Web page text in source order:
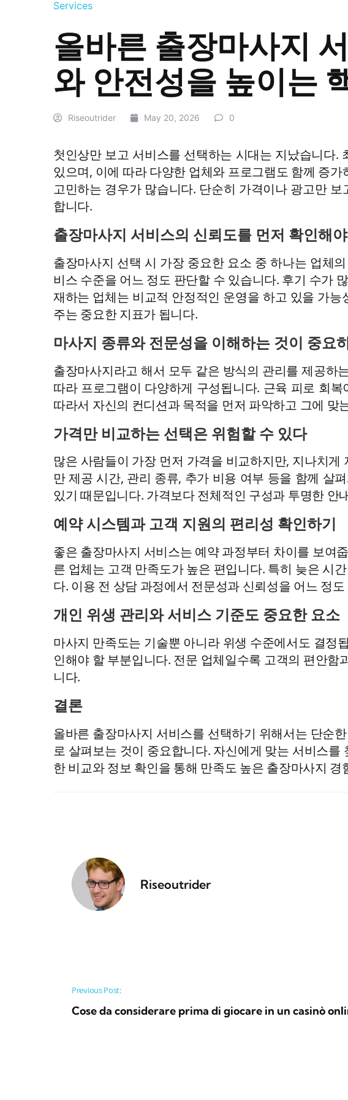
Services
올바른 출장마사지
와 안전성을 높이는
Riseoutrider May 20, 2026 0
첫인상만 보고 서비스를 선택하는 시대는 지났습니다.
있으며, 이에 따라 다양한 업체와 프로그램도 함께 증
고민하는 경우가 많습니다. 단순히 가격이나 광고만
합니다.
출장마사지 서비스의 신뢰도를 먼저 확인해
출장마사지 선택 시 가장 중요한 요소 중 하나는 업체
비스 수준을 어느 정도 판단할 수 있습니다. 후기 수가
재하는 업체는 비교적 안정적인 운영을 하고 있을 가
주는 중요한 지표가 됩니다.
마사지 종류와 전문성을 이해하는 것이 중요
출장마사지라고 해서 모두 같은 방식의 관리를 제공하
따라 프로그램이 다양하게 구성됩니다. 근육 피로 회
따라서 자신의 컨디션과 목적을 먼저 파악하고 그에
가격만 비교하는 선택은 위험할 수 있다
많은 사람들이 가장 먼저 가격을 비교하지만, 지나치
만 제공 시간, 관리 종류, 추가 비용 여부 등을 함께 살
있기 때문입니다. 가격보다 전체적인 구성과 투명한 안
예약 시스템과 고객 지원의 편리성 확인하기
좋은 출장마사지 서비스는 예약 과정부터 차이를 보여
른 업체는 고객 만족도가 높은 편입니다. 특히 늦은 시
다. 이용 전 상담 과정에서 전문성과 신뢰성을 어느 정
개인 위생 관리와 서비스 기준도 중요한 요소
마사지 만족도는 기술뿐 아니라 위생 수준에서도 결정
인해야 할 부분입니다. 전문 업체일수록 고객의 편안
니다.
결론
올바른 출장마사지 서비스를 선택하기 위해서는 단순
로 살펴보는 것이 중요합니다. 자신에게 맞는 서비스
한 비교와 정보 확인을 통해 만족도 높은 출장마사지
Riseoutrider
Post navigation
Previous Post:
Cose da considerare prima di giocare in un casinò